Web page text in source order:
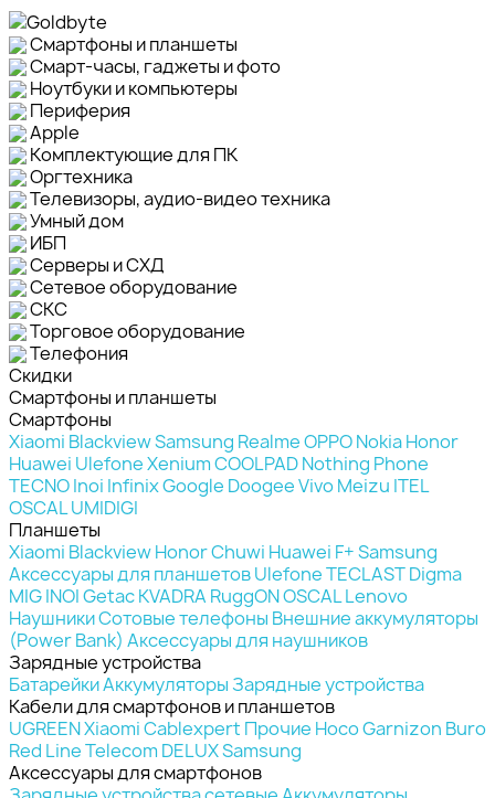
Смартфоны и планшеты
Смарт-часы, гаджеты и фото
Ноутбуки и компьютеры
Периферия
Apple
Комплектующие для ПК
Оргтехника
Телевизоры, аудио-видео техника
Умный дом
ИБП
Серверы и СХД
Сетевое оборудование
СКС
Торговое оборудование
Телефония
Скидки
Смартфоны и планшеты
Смартфоны
Xiaomi BlackviewSamsung RealmeOPPONokiaHonor
Huawei UlefoneXeniumCOOLPADNothing Phone
TECNOInoi InfinixGoogle DoogeeVivoMeizu ITEL
OSCALUMIDIGI
Планшеты
Xiaomi BlackviewHonorChuwi Huawei F+Samsung
Аксессуары для планшетовUlefoneTECLASTDigma
MIGINOIGetacKVADRA RuggONOSCALLenovo
НаушникиСотовые телефоны Внешние аккумуляторы
(Power Bank) Аксессуары для наушников
Зарядные устройства
БатарейкиАккумуляторыЗарядные устройства
Кабели для смартфонов и планшетов
UGREENXiaomiCablexpert Прочие HocoGarnizon Buro
Red LineTelecom DELUXSamsung
Аксессуары для смартфонов